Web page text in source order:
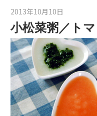
2013年10月10日
小松菜粥／ト